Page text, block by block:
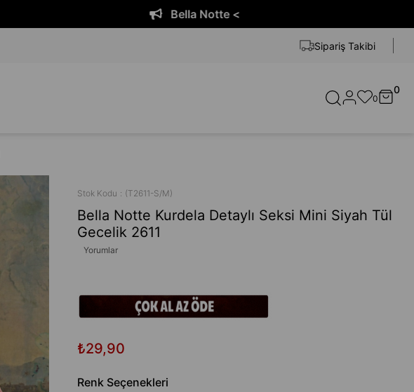
Sipariş Takibi
0
0
Stok Kodu (T2611-S/M)
Bella Notte Kurdela Detaylı Seksi Mini Siyah Tül
Gecelik 2611
Yorumlar
₺29,90
Renk Seçenekleri